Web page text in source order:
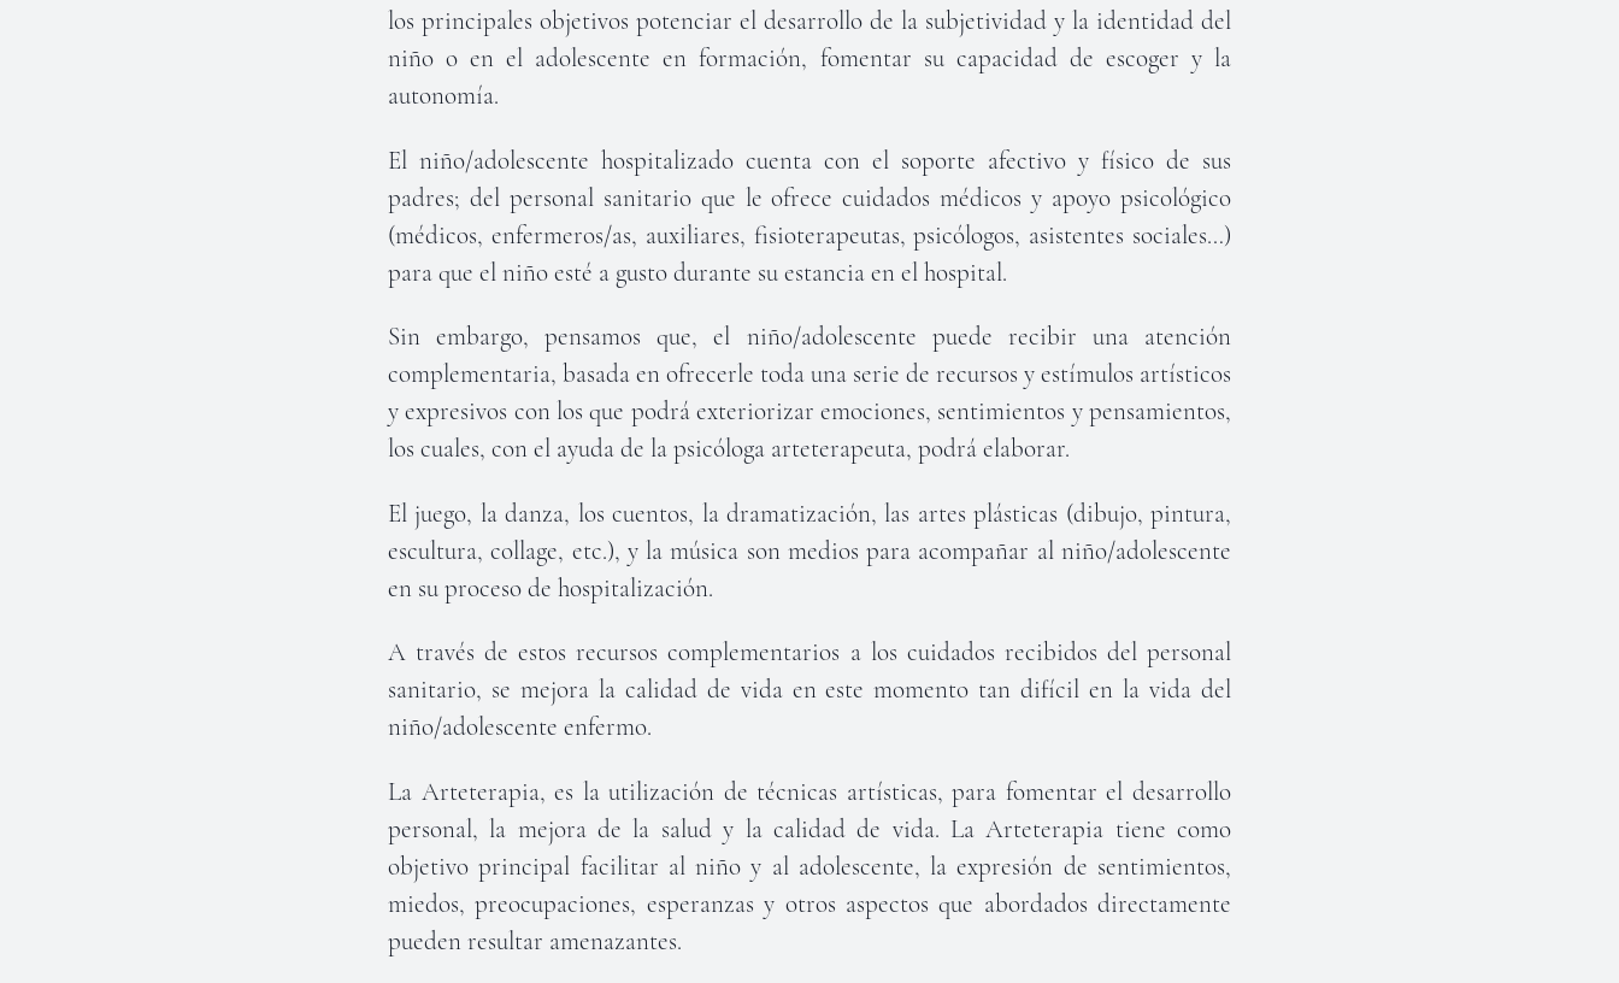
los principales objetivos potenciar el desarrollo de la subjetividad y la identidad del
niño o en el adolescente en formación, fomentar su capacidad de escoger y la
autonomía.
El niño/adolescente hospitalizado cuenta con el soporte afectivo y físico de sus
padres; del personal sanitario que le ofrece cuidados médicos y apoyo psicológico
(médicos, enfermeros/as, auxiliares, fisioterapeutas, psicólogos, asistentes sociales…)
para que el niño esté a gusto durante su estancia en el hospital.
Sin embargo, pensamos que, el niño/adolescente puede recibir una atención
complementaria, basada en ofrecerle toda una serie de recursos y estímulos artísticos
y expresivos con los que podrá exteriorizar emociones, sentimientos y pensamientos,
los cuales, con el ayuda de la psicóloga arteterapeuta, podrá elaborar.
El juego, la danza, los cuentos, la dramatización, las artes plásticas (dibujo, pintura,
escultura, collage, etc.), y la música son medios para acompañar al niño/adolescente
en su proceso de hospitalización.
A través de estos recursos complementarios a los cuidados recibidos del personal
sanitario, se mejora la calidad de vida en este momento tan difícil en la vida del
niño/adolescente enfermo.
La Arteterapia, es la utilización de técnicas artísticas, para fomentar el desarrollo
personal, la mejora de la salud y la calidad de vida. La Arteterapia tiene como
objetivo principal facilitar al niño y al adolescente, la expresión de sentimientos,
miedos, preocupaciones, esperanzas y otros aspectos que abordados directamente
pueden resultar amenazantes.